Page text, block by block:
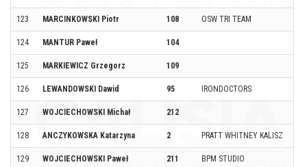
123 MARCINKOWSKI Piotr 108 OSW TRI TEAM
124 MANTUR Paweł 104
125 MARKIEWICZ Grzegorz 109
126 LEWANDOWSKI Dawid 95 IRONDOCTORS
127 WOJCIECHOWSKI Michał 212
128 ANCZYKOWSKA Katarzyna 2 PRATT WHITNEY KALISZ
129 WOJCIECHOWSKI Paweł 211 BPM STUDIO